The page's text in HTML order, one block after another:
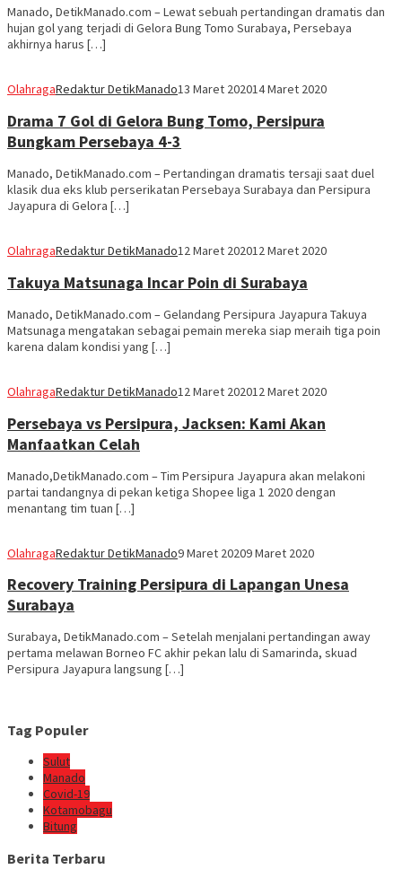
Manado, DetikManado.com – Lewat sebuah pertandingan dramatis dan
hujan gol yang terjadi di Gelora Bung Tomo Surabaya, Persebaya
akhirnya harus […]
OlahragaRedaktur DetikManado13 Maret 202014 Maret 2020
Drama 7 Gol di Gelora Bung Tomo, Persipura
Bungkam Persebaya 4-3
Manado, DetikManado.com – Pertandingan dramatis tersaji saat duel
klasik dua eks klub perserikatan Persebaya Surabaya dan Persipura
Jayapura di Gelora […]
OlahragaRedaktur DetikManado12 Maret 202012 Maret 2020
Takuya Matsunaga Incar Poin di Surabaya
Manado, DetikManado.com – Gelandang Persipura Jayapura Takuya
Matsunaga mengatakan sebagai pemain mereka siap meraih tiga poin
karena dalam kondisi yang […]
OlahragaRedaktur DetikManado12 Maret 202012 Maret 2020
Persebaya vs Persipura, Jacksen: Kami Akan
Manfaatkan Celah
Manado,DetikManado.com – Tim Persipura Jayapura akan melakoni
partai tandangnya di pekan ketiga Shopee liga 1 2020 dengan
menantang tim tuan […]
OlahragaRedaktur DetikManado9 Maret 20209 Maret 2020
Recovery Training Persipura di Lapangan Unesa
Surabaya
Surabaya, DetikManado.com – Setelah menjalani pertandingan away
pertama melawan Borneo FC akhir pekan lalu di Samarinda, skuad
Persipura Jayapura langsung […]
Tag Populer
Sulut
Manado
Covid-19
Kotamobagu
Bitung
Berita Terbaru